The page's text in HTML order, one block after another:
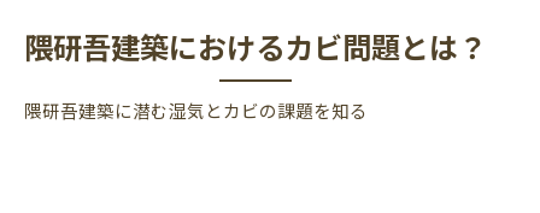
隈研吾建築におけるカビ問題とは？
隈研吾建築に潜む湿気とカビの課題を知る